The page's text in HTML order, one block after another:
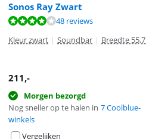
Sonos Ray Zwart
48 reviews
Kleur zwart | Soundbar | Breedte
211,-
Morgen bezorgd
Nog sneller op te halen in 7 Coolblue-
winkels
Vergelijken